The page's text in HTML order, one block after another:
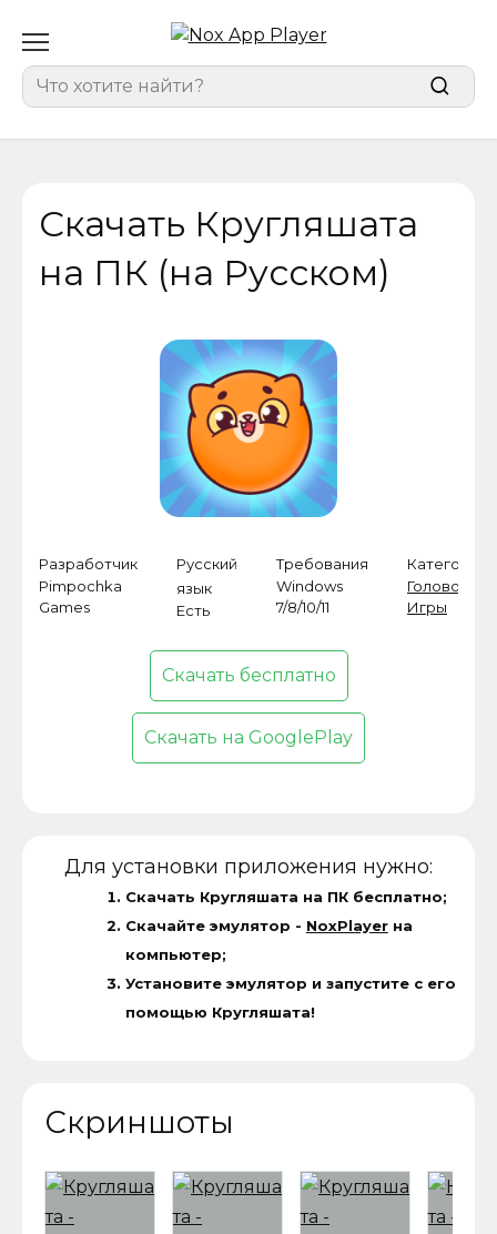
содержанию
for:
Скачать Кругляшата
на ПК (на Русском)
Разработчик
Pimpochka
Games
Русский
язык
Есть
Требования
Windows
7/8/10/11
Категория
Игры
Скачать бесплатно
Скачать на GooglePlay
Для установки приложения нужно:
Скачать Кругляшата на ПК бесплатно;
Скачайте эмулятор - NoxPlayerна
компьютер;
Установите эмулятор и запустите с его
помощью Кругляшата!
Скриншоты